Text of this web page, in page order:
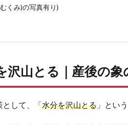
くみ)の写真有り)
沢山とる｜産後の
として、「水分を沢山とる 」とい